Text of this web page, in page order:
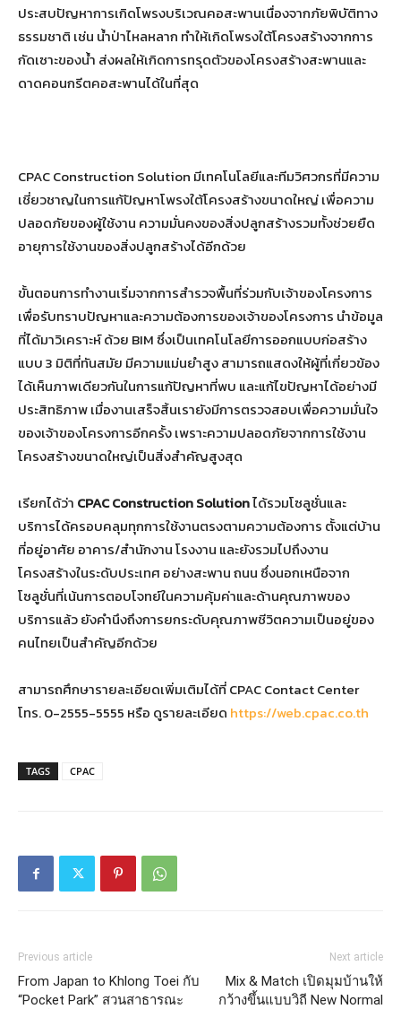
ประสบปัญหาการเกิดโพรงบริเวณคอสะพานเนื่องจากภัยพิบัติทาง
ธรรมชาติ เช่น น้ำป่าไหลหลาก ทำให้เกิดโพรงใต้โครงสร้างจากการ
กัดเซาะของน้ำ ส่งผลให้เกิดการทรุดตัวของโครงสร้างสะพานและ
ดาดคอนกรีตคอสะพานได้ในที่สุด
CPAC Construction Solution มีเทคโนโลยีและทีมวิศวกรที่มีความ
เชี่ยวชาญในการแก้ปัญหาโพรงใต้โครงสร้างขนาดใหญ่ เพื่อความ
ปลอดภัยของผู้ใช้งาน ความมั่นคงของสิ่งปลูกสร้างรวมทั้งช่วยยืด
อายุการใช้งานของสิ่งปลูกสร้างได้อีกด้วย
ขั้นตอนการทำงานเริ่มจากการสำรวจพื้นที่ร่วมกับเจ้าของโครงการ
เพื่อรับทราบปัญหาและความต้องการของเจ้าของโครงการ นำข้อมูล
ที่ได้มาวิเคราะห์ ด้วย BIM ซึ่งเป็นเทคโนโลยีการออกแบบก่อสร้าง
แบบ 3 มิติที่ทันสมัย มีความแม่นยำสูง สามารถแสดงให้ผู้ที่เกี่ยวข้อง
ได้เห็นภาพเดียวกันในการแก้ปัญหาที่พบ และแก้ไขปัญหาได้อย่างมี
ประสิทธิภาพ เมื่องานเสร็จสิ้นเรายังมีการตรวจสอบเพื่อความมั่นใจ
ของเจ้าของโครงการอีกครั้ง เพราะความปลอดภัยจากการใช้งาน
โครงสร้างขนาดใหญ่เป็นสิ่งสำคัญสูงสุด
เรียกได้ว่า CPAC Construction Solutionได้รวมโซลูชั่นและ
บริการได้ครอบคลุมทุกการใช้งานตรงตามความต้องการ ตั้งแต่บ้าน
ที่อยู่อาศัย อาคาร/สำนักงาน โรงงาน และยังรวมไปถึงงาน
โครงสร้างในระดับประเทศ อย่างสะพาน ถนน ซึ่งนอกเหนือจาก
โซลูชั่นที่เน้นการตอบโจทย์ในความคุ้มค่าและด้านคุณภาพของ
บริการแล้ว ยังคำนึงถึงการยกระดับคุณภาพชีวิตความเป็นอยู่ของ
คนไทยเป็นสำคัญอีกด้วย
สามารถศึกษารายละเอียดเพิ่มเติมได้ที่ CPAC Contact Center
โทร. 0-2555-5555 หรือ ดูรายละเอียด https://web.cpac.co.th
TAGS CPAC
Previous article
From Japan to Khlong Toei กับ
“Pocket Park” สวนสาธารณะ
Next article
Mix & Match เปิดมุมบ้านให้
กว้างขึ้นแบบวิถี New Normal